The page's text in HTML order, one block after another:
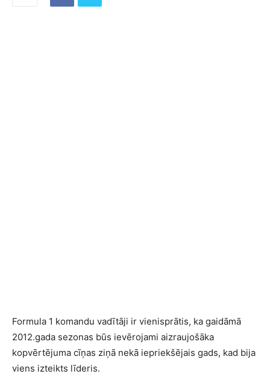
Formula 1 komandu vadītāji ir vienisprātis, ka gaidāmā
2012.gada sezonas būs ievērojami aizraujošāka
kopvērtējuma cīņas ziņā nekā iepriekšējais gads, kad bija
viens izteikts līderis.